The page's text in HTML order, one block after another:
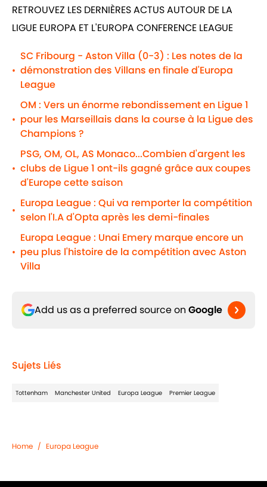
RETROUVEZ LES DERNIÈRES ACTUS AUTOUR DE LA
LIGUE EUROPA ET L'EUROPA CONFERENCE LEAGUE
•
SC Fribourg - Aston Villa (0-3) : Les notes de la
démonstration des Villans en finale d'Europa
League
•
OM : Vers un énorme rebondissement en Ligue 1
pour les Marseillais dans la course à la Ligue des
Champions ?
•
PSG, OM, OL, AS Monaco...Combien d'argent les
clubs de Ligue 1 ont-ils gagné grâce aux coupes
d'Europe cette saison
•
Europa League : Qui va remporter la compétition
selon l'I.A d'Opta après les demi-finales
•
Europa League : Unai Emery marque encore un
peu plus l'histoire de la compétition avec Aston
Villa
Add us as a preferred source on Google
Sujets Liés
Tottenham Manchester United Europa League Premier League
Home / Europa League